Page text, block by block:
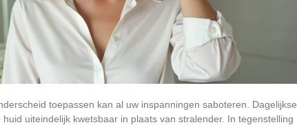
toepassen kan al uw inspanningen saboteren. Dagelijkse
uiteindelijk kwetsbaar in plaats van stralender. In tegenstelling